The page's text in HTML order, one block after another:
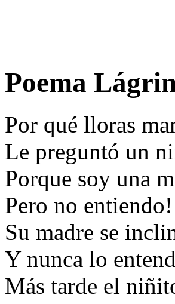
Poema
Por qué lloras
Le preguntó un
Porque soy una
Pero no
Su madre se
Y nunca lo
Más tarde el